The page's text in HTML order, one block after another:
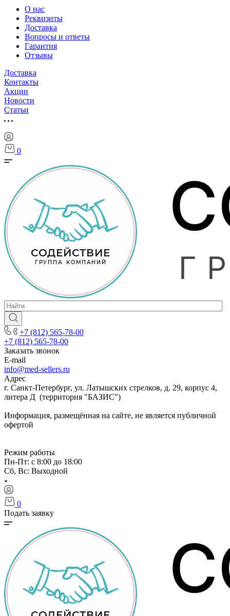
О нас
Реквизиты
Доставка
Вопросы и ответы
Гарантия
Отзывы
Доставка
Контакты
Акции
Новости
Cтатьи
0
+7 (812) 565-78-00
+7 (812) 565-78-00
Заказать звонок
E-mail
info@med-sellers.ru
Адрес
г. Санкт-Петербург, ул. Латышских стрелков, д. 29, корпус 4,
литера Д (территория "БАЗИС")
Информация, размещённая на сайте, не является публичной
офертой
Режим работы
Пн-Пт: с 8:00 до 18:00
Сб, Вс: Выходной
0
Подать заявку